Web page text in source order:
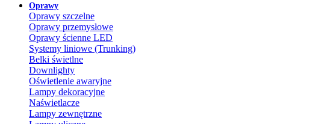
Oprawy
Oprawy szczelne
Oprawy przemysłowe
Oprawy ścienne LED
Systemy liniowe (Trunking)
Belki świetlne
Downlighty
Oświetlenie awaryjne
Lampy dekoracyjne
Naświetlacze
Lampy zewnętrzne